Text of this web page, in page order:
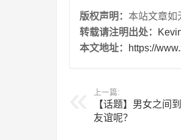
版权声明： 本站文章如
转载请注明出处：
本文地址：
https://
上一篇:
【话题】男女之间
友谊呢？